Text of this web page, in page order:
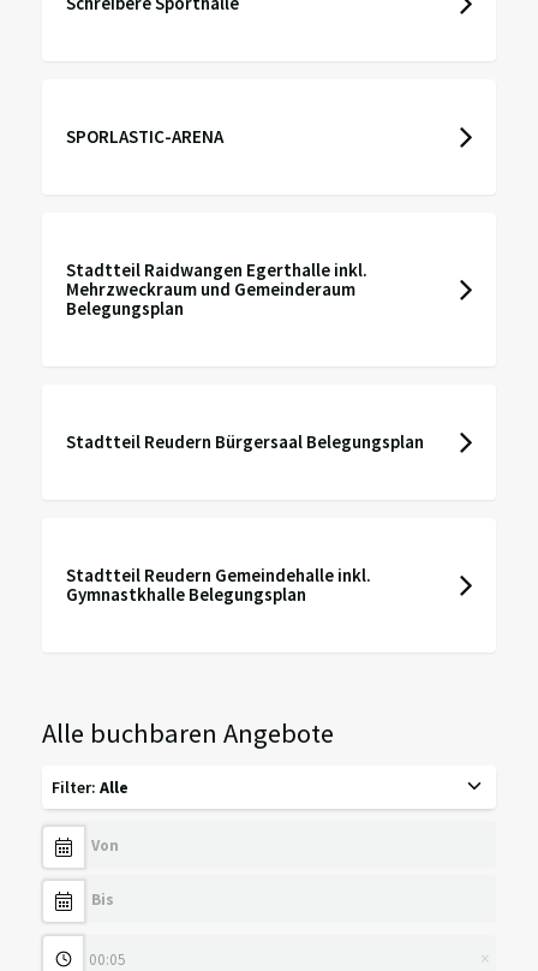
SPORLASTIC-ARENA
Stadtteil Raidwangen Egerthalle inkl.
Mehrzweckraum und Gemeinderaum
Belegungsplan
Stadtteil Reudern Bürgersaal Belegungsplan
Stadtteil Reudern Gemeindehalle inkl.
Gymnastkhalle Belegungsplan
Alle buchbaren Angebote
Filter: Alle
×